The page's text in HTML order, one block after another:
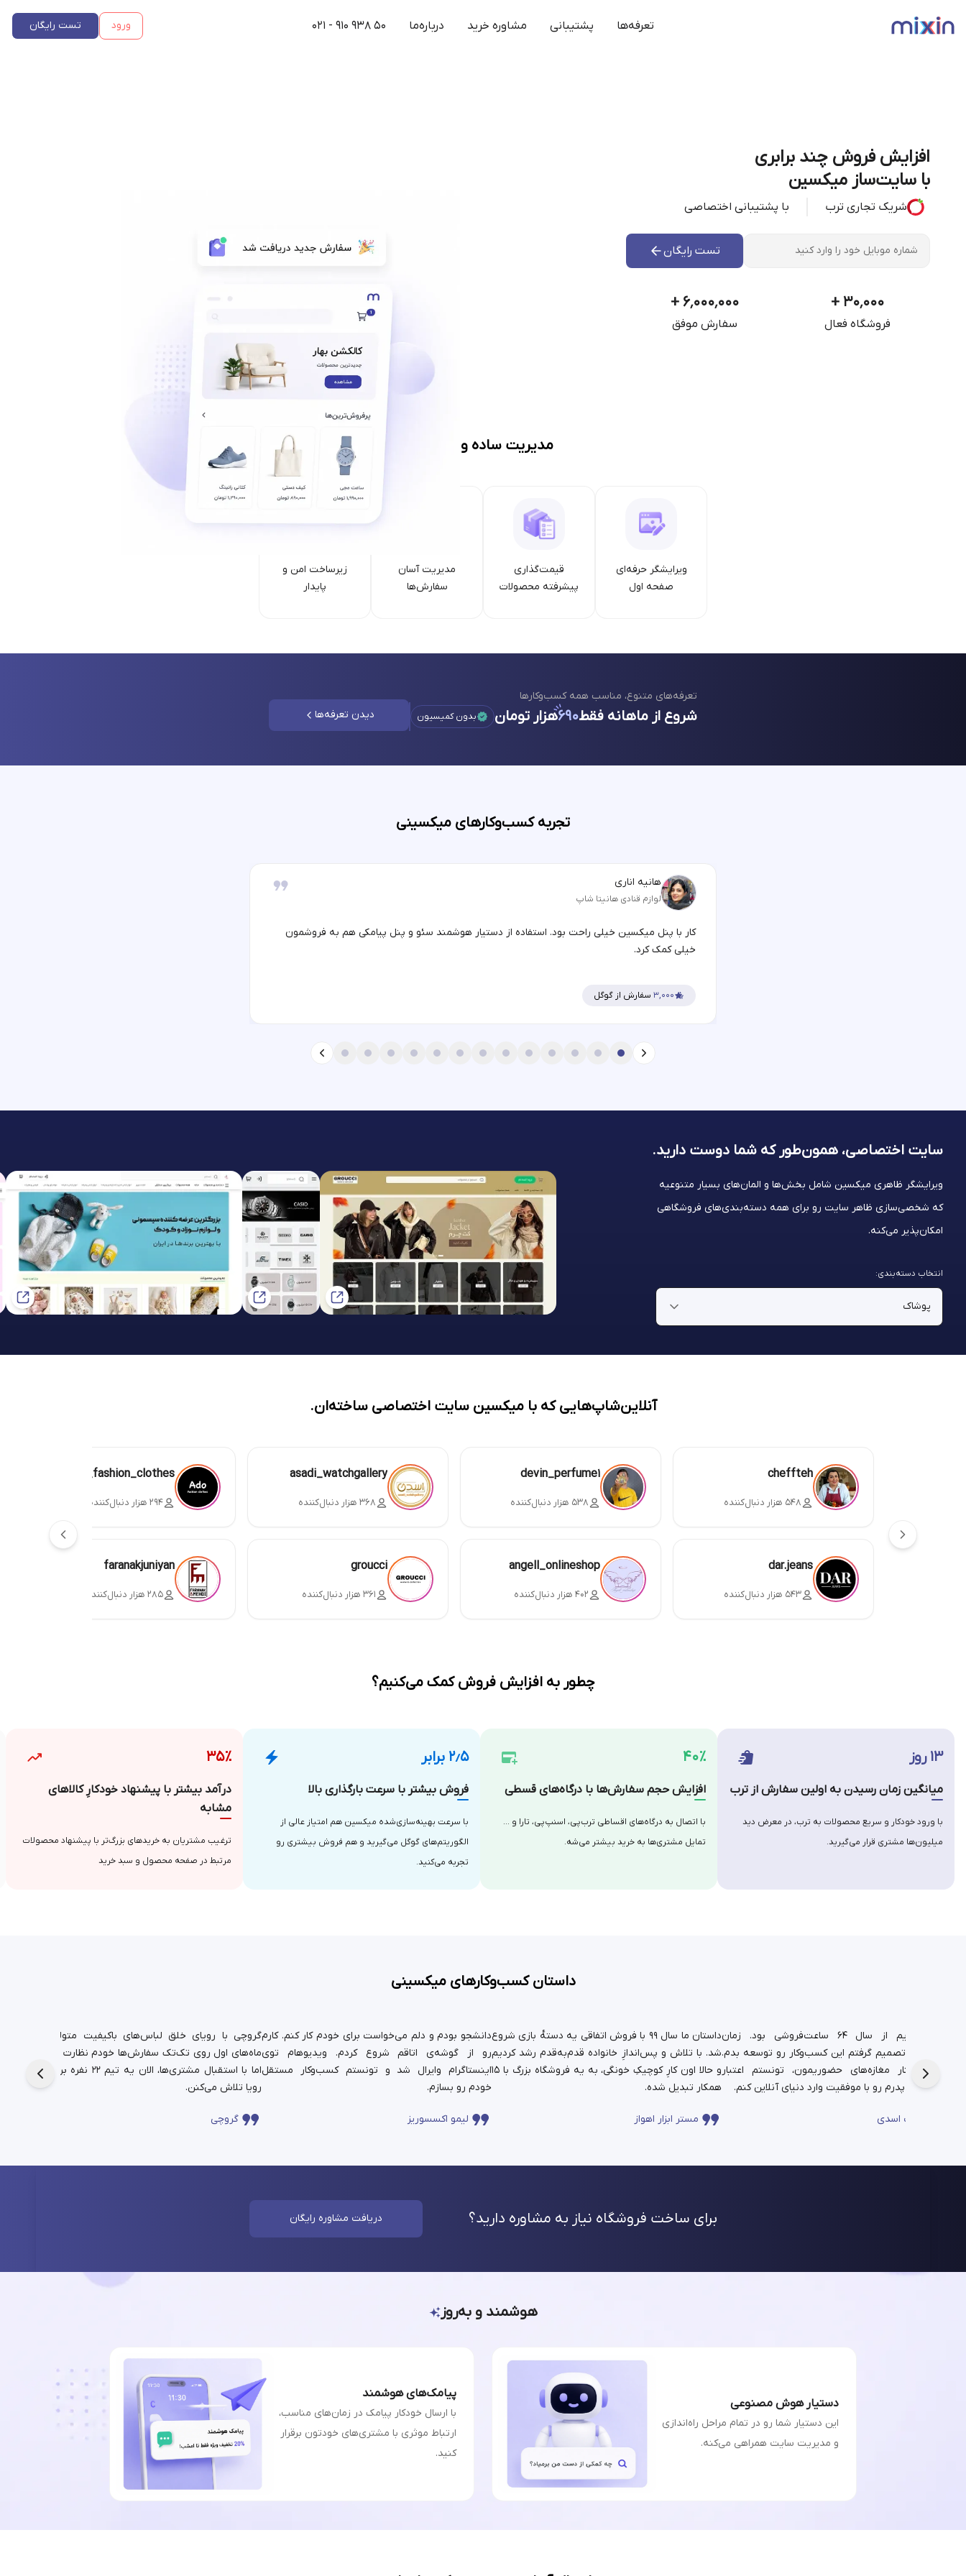
تعرفه‌ها پشتیبانی مشاوره خرید درباره‌ما ۰۲۱ - ۹۱۰ ۹۳۸ ۵۰ ورود تست رایگان
افزایش فروش چند برابری
با سایت‌ساز میکسین
شریک تجاری ترب با پشتیبانی اختصاصی
تست رایگان
۳۰٬۰۰۰ +
فروشگاه فعال
۶٬۰۰۰٬۰۰۰ +
سفارش موفق
مدیریت ساده و حرفه‌ای
ویرایشگر حرفه‌ای
صفحه اول
قیمت‌گذاری
پیشرفته محصولات
مدیریت آسان
سفارش‌ها
زیرساخت امن‌ و
پایدار
تعرفه‌های متنوع، مناسب همه کسب‌وکارها
شروع از ماهانه فقط۶۹۰هزار تومان بدون کمیسیون دیدن تعرفه‌ها
تجربه کسب‌وکارهای میکسینی
هانیه اناری
لوازم قنادی هانیتا شاپ
کار با پنل میکسین خیلی راحت بود. استفاده از دستیار هوشمند سئو و پنل پیامکی هم به فروشمون
خیلی کمک کرد.
۳,۰۰۰ سفارش از گوگل
سایت اختصاصی، همون‌طور که شما دوست دارید.
ویرایشگر ظاهری میکسین شامل بخش‌ها و المان‌های بسیار متنوعیه
که شخصی‌سازی ظاهر سایت رو برای همه دسته‌بندی‌های فروشگاهی
امکان‌پذیر می‌کنه.
انتخاب دسته‌بندی:
آنلاین‌شاپ‌هایی که با میکسین سایت اختصاصی ساخته‌ان.
cheffteh
۵۴۸ هزار دنبال‌کننده
devin_perfume1
۵۳۸ هزار دنبال‌کننده
asadi_watchgallery
۳۶۸ هزار دنبال‌کننده
ado_fashion_clothes
۲۹۴ هزار دنبال‌کننده
dar.jeans
۵۴۳ هزار دنبال‌کننده
angell_onlineshop
۴۰۲ هزار دنبال‌کننده
groucci
۳۶۱ هزار دنبال‌کننده
faranakjuniyan
۲۸۵ هزار دنبال‌کننده
چطور به افزایش فروش کمک می‌کنیم؟
۳۵٪
درآمد بیشتر با پیشنهاد خودکارِ کالاهای
مشابه
ترغیب مشتریان به خریدهای بزرگ‌تر با پیشنهاد محصولات
مرتبط در صفحه محصول و سبد خرید
۲٫۵ برابر
فروش بیشتر با سرعت بارگذاری بالا
با سرعت بهینه‌سازی‌شده میکسین هم امتیاز عالی از
الگوریتم‌های گوگل می‌گیرید و هم فروش بیشتری رو
تجربه می‌کنید.
۴۰٪
افزایش حجم سفارش‌ها با درگاه‌های قسطی
با اتصال به درگاه‌های اقساطی ترب‌پی، اسنپ‌پی، تارا و …
تمایل مشتری‌ها به خرید بیشتر می‌شه.
۱۳ روز
میانگین زمان رسیدن به اولین سفارش از ترب
با ورود خودکار و سریع محصولات به ترب، در معرض دید
میلیون‌ها مشتری قرار می‌گیرید.
داستان کسب‌وکارهای میکسینی
گروچی با رویای خلق لباس‌های باکیفیت متولد شد.
ماه‌های اول روی تک‌تک سفارش‌ها خودم نظارت داشتم،
اما با استقبال مشتری‌ها، الان یه تیم ۲۲ نفره برای این
رویا تلاش می‌کنن.
گروچی
دانشجو بودم و دلم می‌خواست برای خودم کار کنم. کارم
رو از گوشه‌ی اتاقم شروع کردم. ویدیوهام توی
اینستاگرام وایرال شد و تونستم کسب‌وکار مستقل
خودم رو بسازم.
لیمو اکسسوریز
داستان ما سال ۹۹ با فروش اتفاقی یه دسته‌ٔ بازی شروع
شد. با تلاش و پس‌اندازِ خانواده قدم‌به‌قدم رشد کردیم
و حالا اون کارِ کوچیکِ خونگی، به یه فروشگاه بزرگ با ۱۵
همکار تبدیل شده.
مستر ابزار اهواز
شغل پدریم از سال ۶۴ ساعت‌فروشی بود. زمان
دانشجویی تصمیم گرفتم این کسب‌وکار رو توسعه بدم.
حالا در کنار مغازه‌های حضوریمون، تونستم اعتبار
چندساله‌ی پدرم رو با موفقیت وارد دنیای آنلاین کنم.
ساعت اسدی
برای ساخت فروشگاه نیاز به مشاوره دارید؟ دریافت مشاوره رایگان
هوشمند و به‌روز
دستیار هوش مصنوعی
این دستیار شما رو در تمام مراحل راه‌اندازی
و مدیریت سایت همراهی می‌کنه.
پیامک‌های هوشمند
با ارسال خودکار پیامک در زمان‌های مناسب،
ارتباط موثری با مشتری‌های خودتون برقرار
کنید.